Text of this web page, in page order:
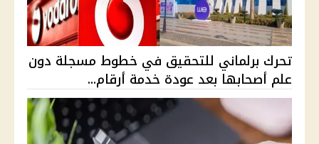
تحرك برلماني للتحقيق في خطوط مسجلة دون
علم أصحابها بعد عودة خدمة أرقام...